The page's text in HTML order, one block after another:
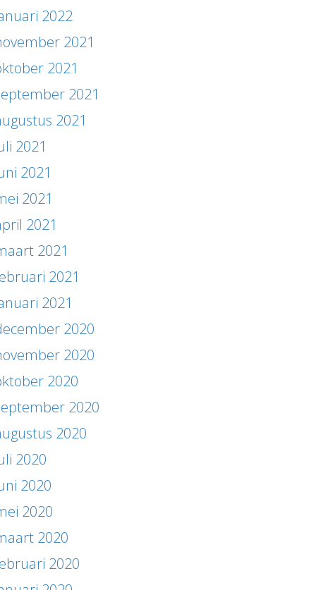
2022
2021
2021
2021
2021
2021
2021
2021
2021
2021
2021
2021
2020
2020
2020
2020
2020
2020
2020
2020
2020
2020